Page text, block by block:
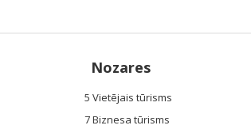
Nozares
5 Vietējais tūrisms
7 Biznesa tūrisms